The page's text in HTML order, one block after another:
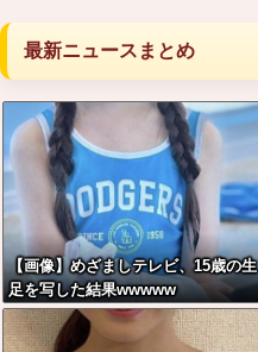
最新ニュースまとめ
【画像】めざましテレビ、15歳の生
足を写した結果wwwww